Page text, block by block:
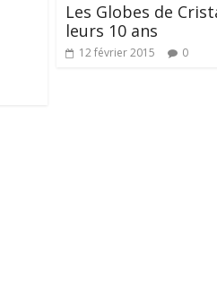
Les Globes de
leurs 10 ans
12 février 2015 0